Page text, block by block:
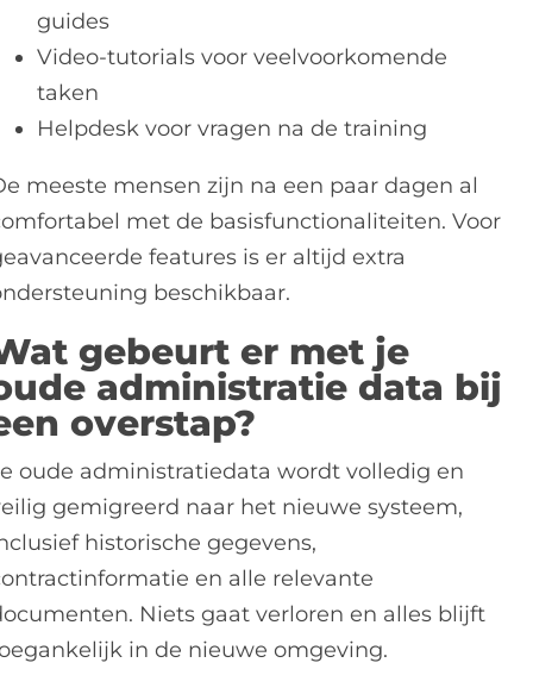
guides
Video-tutorials voor veelvoorkomende
taken
Helpdesk voor vragen na de training
meeste mensen zijn na een paar dagen al
met de basisfunctionaliteiten. Voor
features is er altijd extra
beschikbaar.
gebeurt er met je
administratie data bij
overstap?
oude administratiedata wordt volledig en
gemigreerd naar het nieuwe systeem,
historische gegevens,
en alle relevante
Niets gaat verloren en alles blijft
in de nieuwe omgeving.